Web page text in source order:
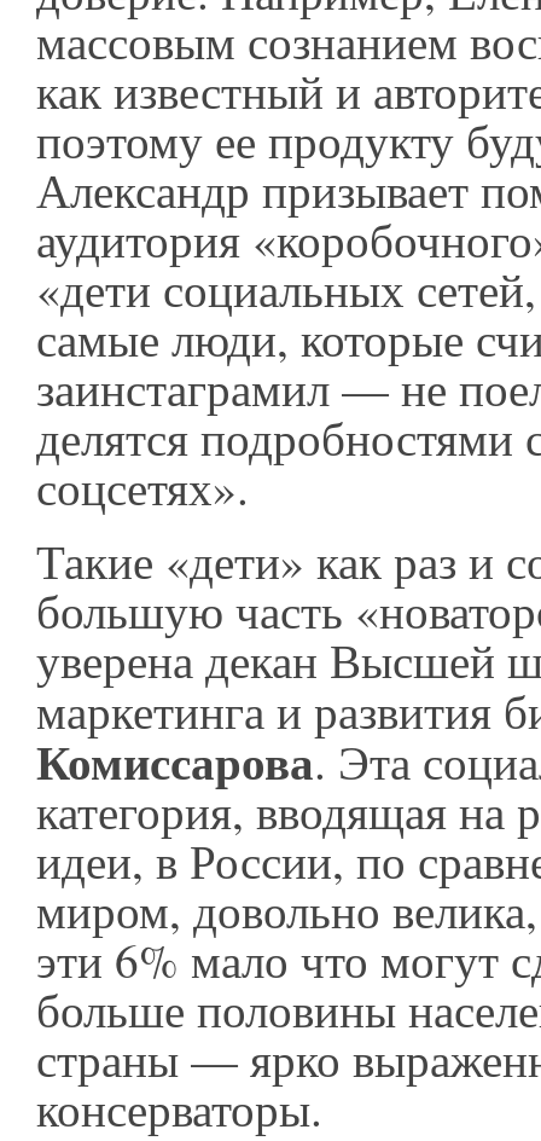
массовым сознанием
как известный и
поэтому ее продукту
Александр призывает
аудитория
«дети социальных
самые люди, которые
заинстаграмил — не
делятся подробностями
соцсетях».
Такие «дети» как раз и
большую часть
уверена декан Высшей
маркетинга и развития
Комиссарова. Эта
категория, вводящая на
идеи, в России, по
миром, довольно
эти 6% мало что могут
больше половины
страны — ярко
консерваторы.